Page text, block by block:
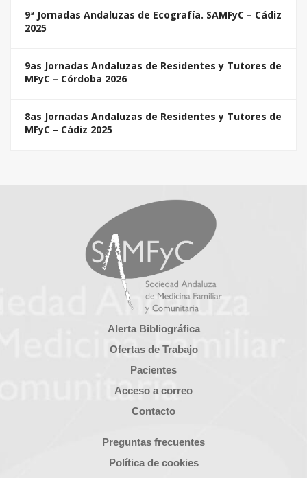
9ª Jornadas Andaluzas de Ecografía. SAMFyC – Cádiz
2025
9as Jornadas Andaluzas de Residentes y Tutores de
MFyC – Córdoba 2026
8as Jornadas Andaluzas de Residentes y Tutores de
MFyC – Cádiz 2025
Alerta Bibliográfica
Ofertas de Trabajo
Pacientes
Acceso a correo
Contacto
Preguntas frecuentes
Política de cookies